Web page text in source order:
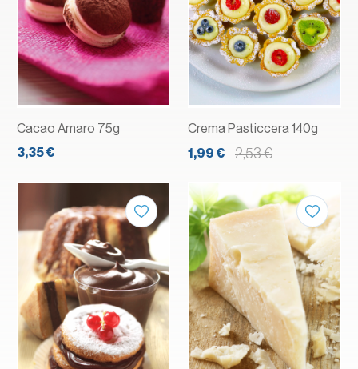
Cacao Amaro 75g
3,35 €
Crema Pasticcera 140g
1,99 €
2,53 €